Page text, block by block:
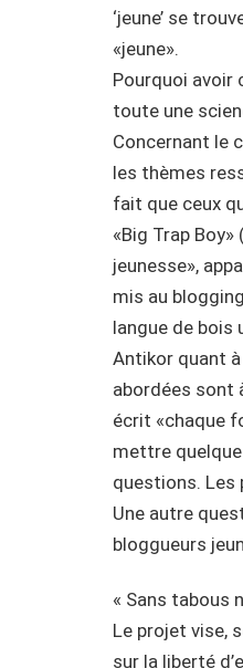
‘jeune’ se
«jeune».
Pourquoi avoir
toute une
Concernant le
les thèmes
fait que ceux
«Big Trap
jeunesse»,
mis au
langue de bois
Antikor quant
abordées sont
écrit «chaque
mettre
questions. Les
Une autre
bloggueurs
« Sans tabous
Le projet vise,
sur la liberté